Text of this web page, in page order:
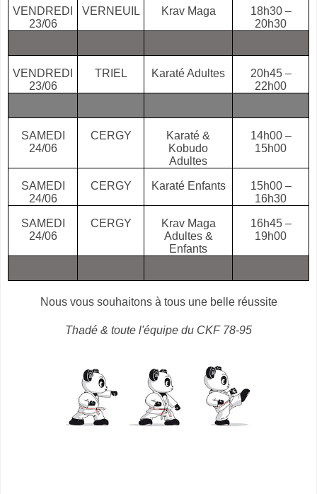
VENDREDI
23/06
VERNEUIL Krav Maga
18h30 –
20h30
VENDREDI
23/06
TRIEL Karaté Adultes
20h45 –
22h00
SAMEDI
24/06
CERGY
Karaté &
Kobudo
Adultes
14h00 –
15h00
SAMEDI
24/06
CERGY Karaté Enfants
15h00 –
16h30
SAMEDI
24/06
CERGY
Krav Maga
Adultes &
Enfants
16h45 –
19h00
Nous vous souhaitons à tous une belle réussite
Thadé & toute l'équipe du CKF 78-95